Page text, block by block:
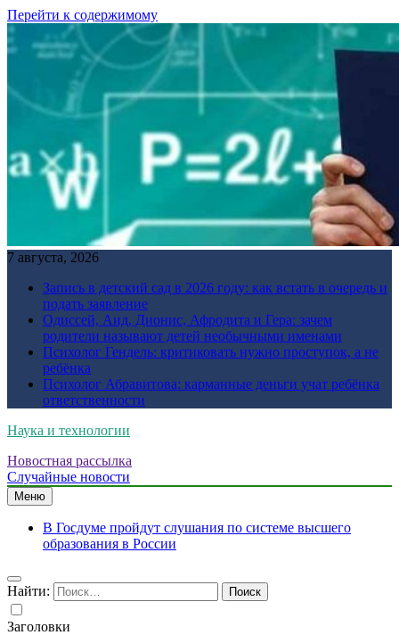
Перейти к содержимому
7 августа, 2026
Запись в детский сад в 2026 году: как встать в очередь и
подать заявление
Одиссей, Аид, Дионис, Афродита и Гера: зачем
родители называют детей необычными именами
Психолог Гендель: критиковать нужно проступок, а не
ребёнка
Психолог Абравитова: карманные деньги учат ребёнка
ответственности
Наука и технологии
Новостная рассылка
Случайные новости
Меню
В Госдуме пройдут слушания по системе высшего
образования в России
Найти:
Заголовки